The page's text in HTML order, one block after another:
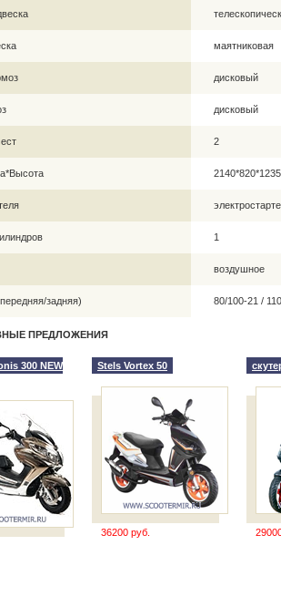
маятниковая
дисковый
дисковый
2
1
воздушное
задняя) 80/100-21 /
ПРЕДЛОЖЕНИЯ
300 NEW
Stels Vortex 50
36200 руб.